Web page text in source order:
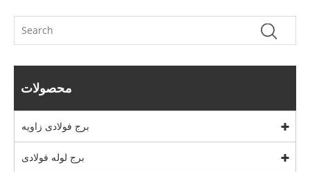
محصولات
برج فولادی زاویه
برج لوله فولادی